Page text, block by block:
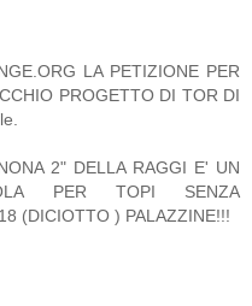
LA PETIZIONE PER
PROGETTO DI TOR DI
2" DELLA RAGGI E' UN
PER TOPI SENZA
(DICIOTTO ) PALAZZINE!!!